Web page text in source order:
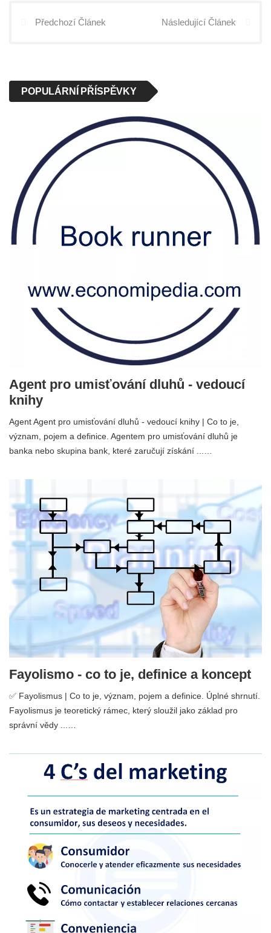
Předchozí Článek Následující Článek
POPULÁRNÍ PŘÍSPĚVKY
Agent pro umisťování dluhů - vedoucí
knihy
Agent Agent pro umisťování dluhů - vedoucí knihy | Co to je,
význam, pojem a definice. Agentem pro umisťování dluhů je
banka nebo skupina bank, které zaručují získání ...…
Fayolismo - co to je, definice a koncept
✅ Fayolismus | Co to je, význam, pojem a definice. Úplné shrnutí.
Fayolismus je teoretický rámec, který sloužil jako základ pro
správní vědy ...…